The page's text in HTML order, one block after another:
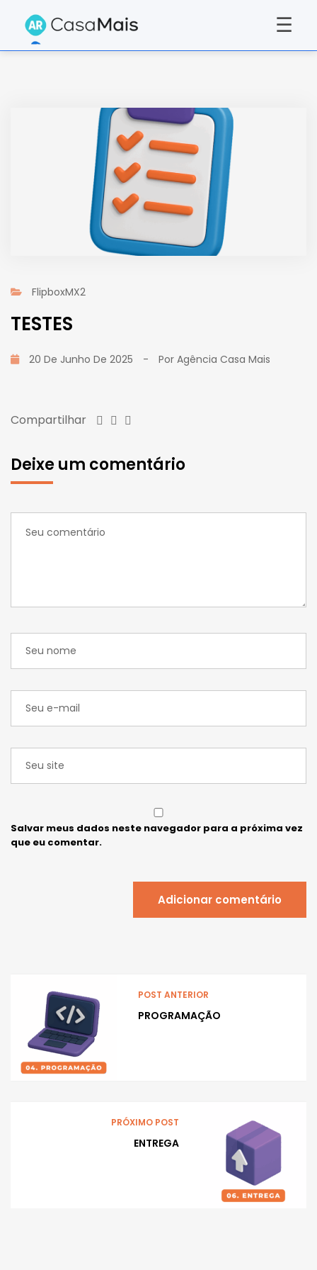
☰
FlipboxMX2
TESTES
20 De Junho De 2025 - Por Agência Casa Mais
Compartilhar
Deixe um comentário
Salvar meus dados neste navegador para a próxima vez
que eu comentar.
Adicionar comentário
POST ANTERIOR
PROGRAMAÇÃO
PRÓXIMO POST
ENTREGA